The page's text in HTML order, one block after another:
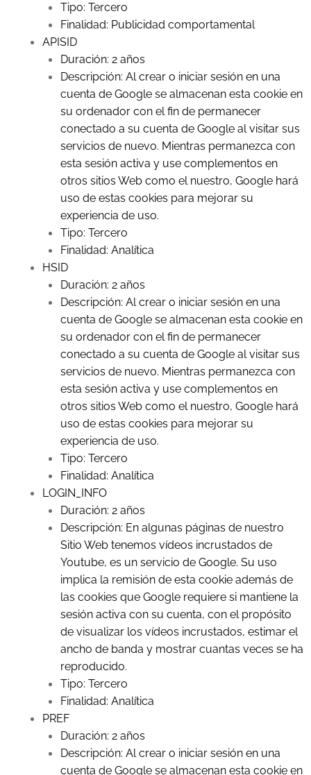
Tipo: Tercero
Finalidad: Publicidad comportamental
APISID
Duración: 2 años
Descripción: Al crear o iniciar sesión en una
cuenta de Google se almacenan esta cookie en
su ordenador con el fin de permanecer
conectado a su cuenta de Google al visitar sus
servicios de nuevo. Mientras permanezca con
esta sesión activa y use complementos en
otros sitios Web como el nuestro, Google hará
uso de estas cookies para mejorar su
experiencia de uso.
Tipo: Tercero
Finalidad: Analítica
HSID
Duración: 2 años
Descripción: Al crear o iniciar sesión en una
cuenta de Google se almacenan esta cookie en
su ordenador con el fin de permanecer
conectado a su cuenta de Google al visitar sus
servicios de nuevo. Mientras permanezca con
esta sesión activa y use complementos en
otros sitios Web como el nuestro, Google hará
uso de estas cookies para mejorar su
experiencia de uso.
Tipo: Tercero
Finalidad: Analítica
LOGIN_INFO
Duración: 2 años
Descripción: En algunas páginas de nuestro
Sitio Web tenemos vídeos incrustados de
Youtube, es un servicio de Google. Su uso
implica la remisión de esta cookie además de
las cookies que Google requiere si mantiene la
sesión activa con su cuenta, con el propósito
de visualizar los vídeos incrustados, estimar el
ancho de banda y mostrar cuantas veces se ha
reproducido.
Tipo: Tercero
Finalidad: Analítica
PREF
Duración: 2 años
Descripción: Al crear o iniciar sesión en una
cuenta de Google se almacenan esta cookie en